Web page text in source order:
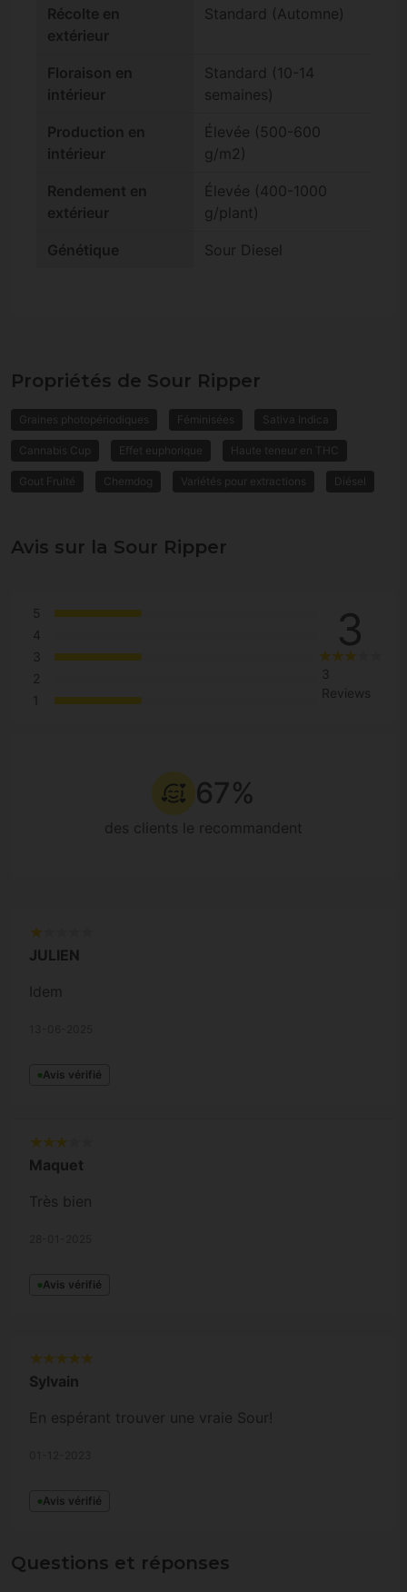
Récolte en
extérieur
Standard (Automne)
Floraison en
intérieur
Standard (10-14
semaines)
Production en
intérieur
Élevée (500-600
g/m2)
Rendement en
extérieur
Élevée (400-1000
g/plant)
Génétique Sour Diesel
Propriétés de Sour Ripper
Graines photopériodiques Féminisées Sativa Indica
Cannabis Cup Effet euphorique Haute teneur en THC
Gout Fruité Chemdog Variétés pour extractions Diésel
Avis sur la Sour Ripper
5
4
3
2
1
3
3
Reviews
67%
des clients le recommandent
JULIEN
Idem
Avis vérifié
Maquet
Très bien
Avis vérifié
Sylvain
En espérant trouver une vraie Sour!
Avis vérifié
Questions et réponses